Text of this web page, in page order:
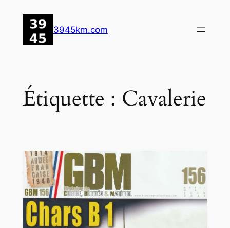
contenu
3945km.com
Étiquette : Cavalerie